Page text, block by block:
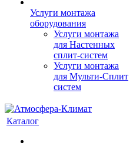
Услуги монтажа
оборудования
Услуги монтажа
для Настенных
сплит-систем
Услуги монтажа
для Мульти-Сплит
систем
Каталог